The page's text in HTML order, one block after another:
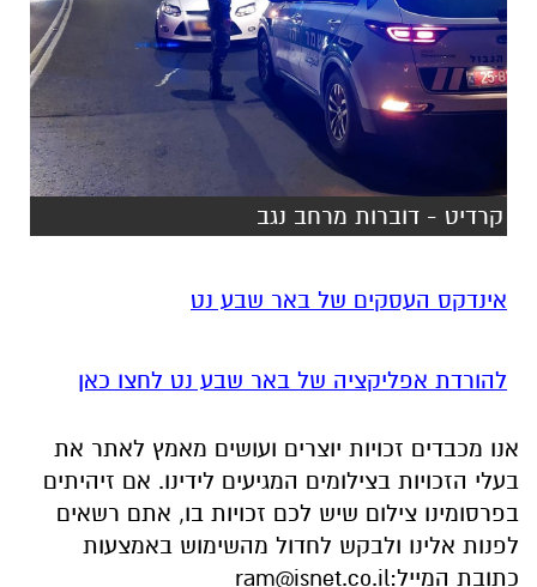
קרדיט - דוברות מרחב נגב
אינדקס העסקים של באר שבע נט
להורדת אפליקציה של באר שבע נט לחצו כאן
אנו מכבדים זכויות יוצרים ועושים מאמץ לאתר את
בעלי הזכויות בצילומים המגיעים לידינו. אם זיהיתים
בפרסומינו צילום שיש לכם זכויות בו, אתם רשאים
לפנות אלינו ולבקש לחדול מהשימוש באמצעות
כתובת המייל:ram@isnet.co.il